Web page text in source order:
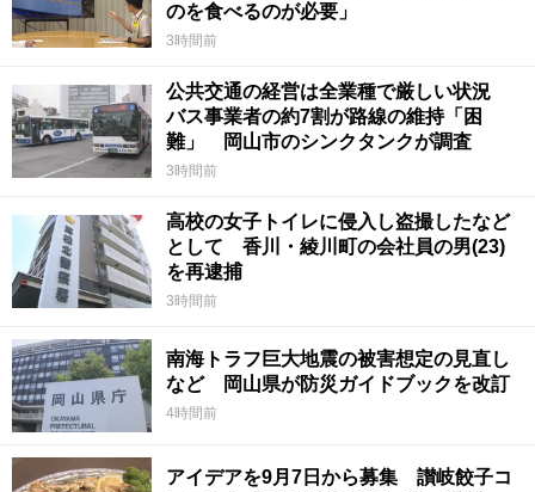
のを食べるのが必要」
3時間前
公共交通の経営は全業種で厳しい状況
バス事業者の約7割が路線の維持「困
難」 岡山市のシンクタンクが調査
3時間前
高校の女子トイレに侵入し盗撮したなど
として 香川・綾川町の会社員の男(23)
を再逮捕
3時間前
南海トラフ巨大地震の被害想定の見直し
など 岡山県が防災ガイドブックを改訂
4時間前
アイデアを9月7日から募集 讃岐餃子コ